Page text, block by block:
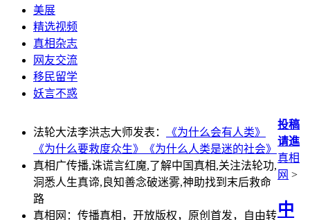
美展
精选视频
真相杂志
网友交流
移民留学
妖言不惑
法轮大法李洪志大师发表：
《为什么会有人类》
《为什么要救度众生》
《为什么人类是迷的社会》
真相广传播,诛谎言红魔,了解中国真相,关注法轮功,
洞悉人生真谛,良知善念破迷雾,神助找到末后救命
路
真相网：传播真相，开放版权，原创首发，自由转
投稿
请進
真相
网 >
中